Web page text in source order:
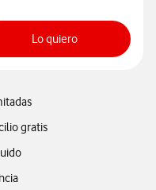
ilimitadaLo quierosobre línea
gratis